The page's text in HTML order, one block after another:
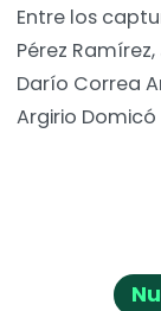
Entre los
Pérez
Darío Correa
Argirio